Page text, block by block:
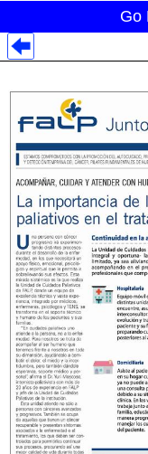
Go
Despliegues
Despliegues
Despliegues